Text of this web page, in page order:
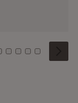
6 7 8
Kachel: 9
Kachel: 10
Zu Kachel: 11
Zu Kachel: 12
Zu Kachel:
Zu